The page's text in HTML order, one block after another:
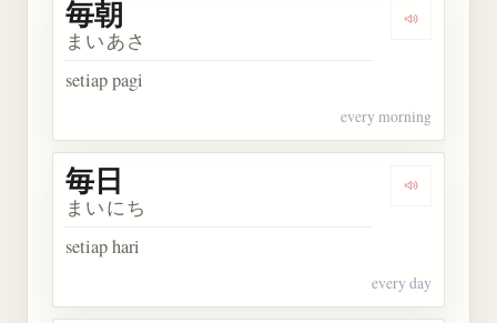
Dengarkan
毎朝
まいあさ
setiap pagi
every morning
Dengarkan
毎日
まいにち
setiap hari
every day